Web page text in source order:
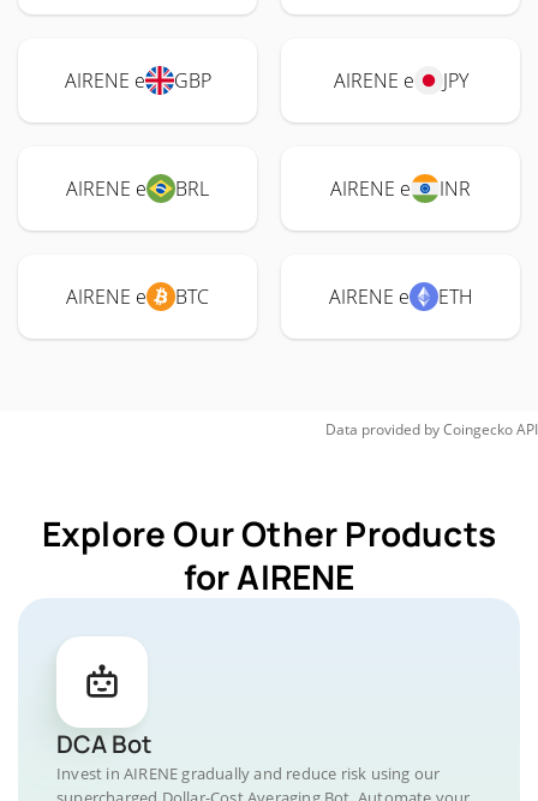
AIRENE e GBP AIRENE e JPY
AIRENE e BRL AIRENE e INR
AIRENE e BTC AIRENE e ETH
Data provided byCoingeckoAPI
Explore Our Other Products
for AIRENE
DCA Bot
Invest in AIRENE gradually and reduce risk using our